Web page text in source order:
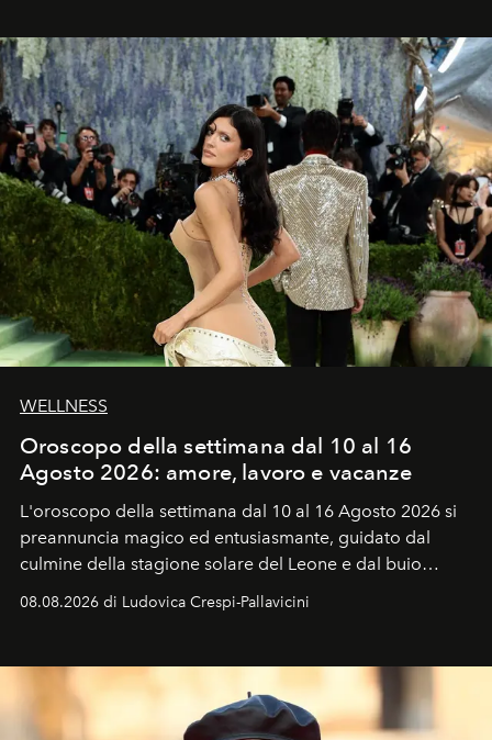
WELLNESS
Oroscopo della settimana dal 10 al 16
Agosto 2026: amore, lavoro e vacanze
L'oroscopo della settimana dal 10 al 16 Agosto 2026 si
preannuncia magico ed entusiasmante, guidato dal
culmine della stagione solare del Leone e dal buio
favorevole della Luna nuova in Leone del 12 agosto,
ideale per la notte delle Perseidi.
08.08.2026 di Ludovica Crespi-Pallavicini